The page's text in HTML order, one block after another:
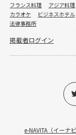
e-NAVITA（イーナ
フランス料理
アジア料理
カラオケ
ビジネスホテル
法律事務所
掲載者ログイン